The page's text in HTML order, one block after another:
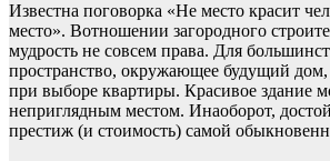
Известна поговорка «Не место красит
место». Вотношении загородного
мудрость не совсем права. Для
пространство, окружающее будущий
при выборе квартиры. Красивое здание
неприглядным местом. Инаоборот,
престиж (и стоимость) самой